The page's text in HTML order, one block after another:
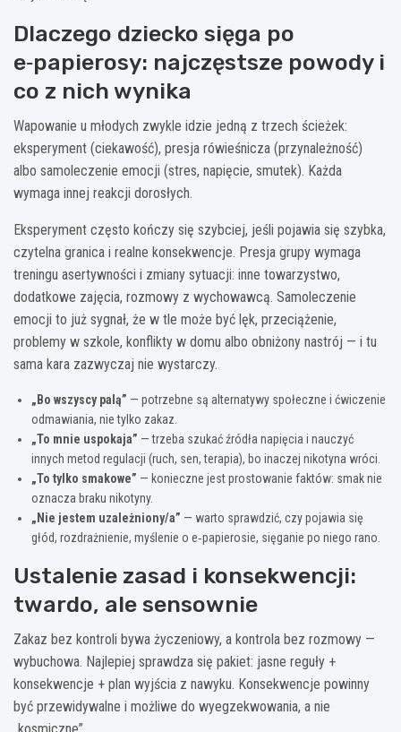
Dlaczego dziecko sięga po
e‑papierosy: najczęstsze powody i
co z nich wynika
Wapowanie u młodych zwykle idzie jedną z trzech ścieżek:
eksperyment (ciekawość), presja rówieśnicza (przynależność)
albo samoleczenie emocji (stres, napięcie, smutek). Każda
wymaga innej reakcji dorosłych.
Eksperyment często kończy się szybciej, jeśli pojawia się szybka,
czytelna granica i realne konsekwencje. Presja grupy wymaga
treningu asertywności i zmiany sytuacji: inne towarzystwo,
dodatkowe zajęcia, rozmowy z wychowawcą. Samoleczenie
emocji to już sygnał, że w tle może być lęk, przeciążenie,
problemy w szkole, konflikty w domu albo obniżony nastrój — i tu
sama kara zazwyczaj nie wystarczy.
„Bo wszyscy palą” — potrzebne są alternatywy społeczne i ćwiczenie
odmawiania, nie tylko zakaz.
„To mnie uspokaja” — trzeba szukać źródła napięcia i nauczyć
innych metod regulacji (ruch, sen, terapia), bo inaczej nikotyna wróci.
„To tylko smakowe” — konieczne jest prostowanie faktów: smak nie
oznacza braku nikotyny.
„Nie jestem uzależniony/a” — warto sprawdzić, czy pojawia się
głód, rozdrażnienie, myślenie o e‑papierosie, sięganie po niego rano.
Ustalenie zasad i konsekwencji:
twardo, ale sensownie
Zakaz bez kontroli bywa życzeniowy, a kontrola bez rozmowy —
wybuchowa. Najlepiej sprawdza się pakiet: jasne reguły +
konsekwencje + plan wyjścia z nawyku. Konsekwencje powinny
być przewidywalne i możliwe do wyegzekwowania, a nie
„kosmiczne”.